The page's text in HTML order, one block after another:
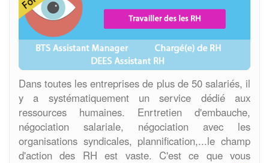
Dans toutes les entreprises de plus de 50 salariés, il
y a systématiquement un service dédié aux
ressources humaines. Enrtretien d'embauche,
négociation salariale, négociation avec les
organisations syndicales, plannification,...le champ
d'action des RH est vaste. C'est ce que vous